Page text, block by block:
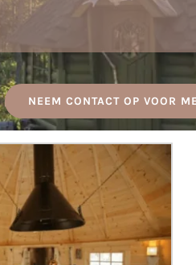
NEEM CONTACT OP VOOR